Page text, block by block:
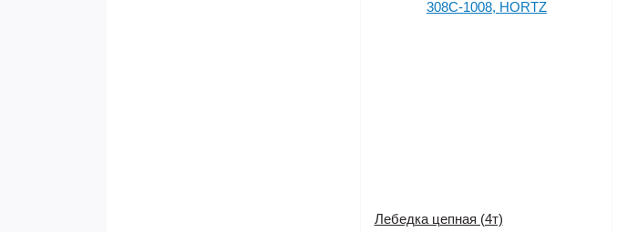
Лебедка цепная (4т)